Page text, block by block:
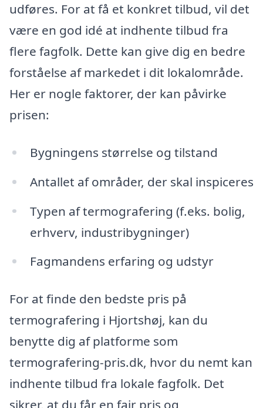
udføres. For at få et konkret tilbud, vil det
være en god idé at indhente tilbud fra
flere fagfolk. Dette kan give dig en bedre
forståelse af markedet i dit lokalområde.
Her er nogle faktorer, der kan påvirke
prisen:
Bygningens størrelse og tilstand
Antallet af områder, der skal inspiceres
Typen af termografering (f.eks. bolig,
erhverv, industribygninger)
Fagmandens erfaring og udstyr
For at finde den bedste pris på
termografering i Hjortshøj, kan du
benytte dig af platforme som
termografering-pris.dk, hvor du nemt kan
indhente tilbud fra lokale fagfolk. Det
sikrer, at du får en fair pris og